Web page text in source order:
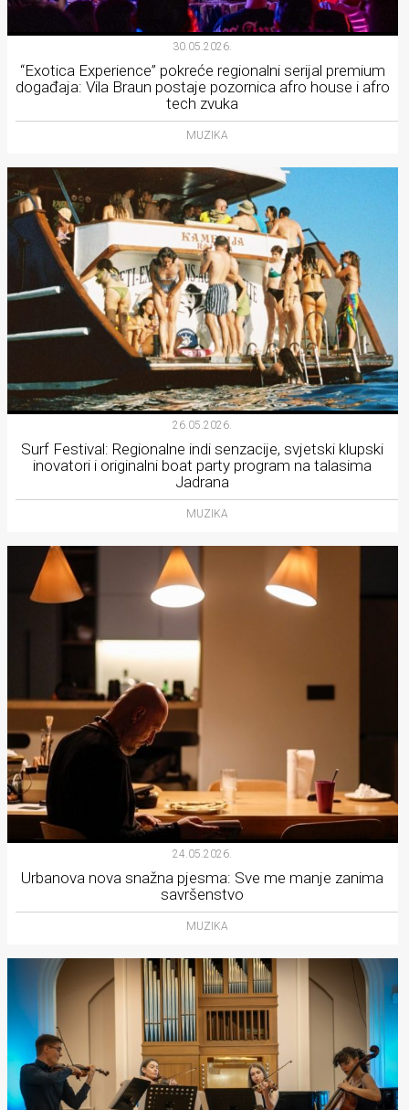
30.05.2026.
“Exotica Experience” pokreće regionalni serijal premium
događaja: Vila Braun postaje pozornica afro house i afro
tech zvuka
MUZIKA
26.05.2026.
Surf Festival: Regionalne indi senzacije, svjetski klupski
inovatori i originalni boat party program na talasima
Jadrana
MUZIKA
24.05.2026.
Urbanova nova snažna pjesma: Sve me manje zanima
savršenstvo
MUZIKA